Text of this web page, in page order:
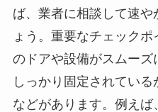
ば、業者に相談して速や
ょう。重要なチェック
のドアや設備がスムー
しっかり固定されてい
などがあります。例え